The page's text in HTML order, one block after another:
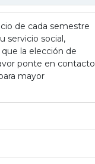
de cada semestre
servicio social,
la elección de
ponte en contacto
mayor